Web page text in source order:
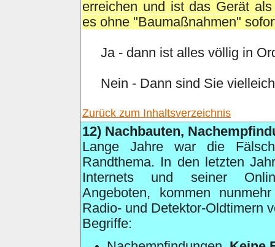
erreichen und ist das Gerät
es ohne "Baumaßnahmen"
Ja - dann ist alles völlig in
Nein - Dann sind Sie
Zurück zum Inhaltsverzeichnis
12) Nachbauten,
Lange Jahre war die
Randthema. In den letzten
Internets und seiner
Angeboten, kommen
Radio- und Detektor-Oldtimern
Begriffe: